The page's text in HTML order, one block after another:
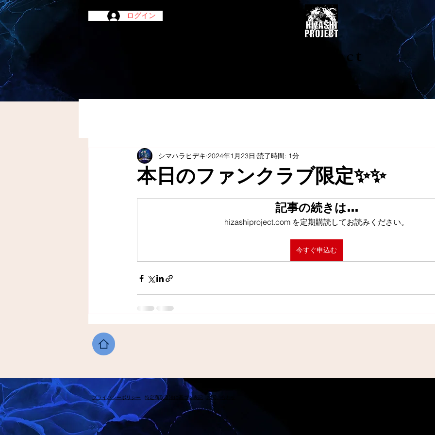
ログイン
陽project
本日のファンクラブ限定✨✨
シマハラヒデキ 2024年1月23日 読了時間: 1分
記事の続きは…
hizashiproject.com を定期購読してお読みください。
今すぐ申込む
​プライバシーポリシー ​特定商取引法に基づく表記 ​お問い合わせ